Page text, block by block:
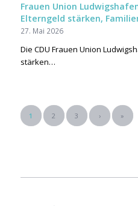
Frauen Union
Elterngeld stärken,
27. Mai 2026
Die CDU Frauen Union
stärken…
1 2 3 › »